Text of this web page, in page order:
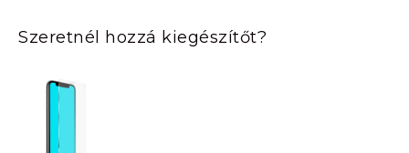
was:
5990 Ft.
is:
4490 Ft.
Szeretnél hozzá kiegészítőt?